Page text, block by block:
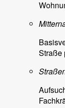
Straße